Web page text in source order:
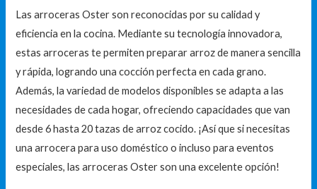
Las arroceras Oster son reconocidas por su calidad y
eficiencia en la cocina. Mediante su tecnología innovadora,
estas arroceras te permiten preparar arroz de manera sencilla
y rápida, logrando una cocción perfecta en cada grano.
Además, la variedad de modelos disponibles se adapta a las
necesidades de cada hogar, ofreciendo capacidades que van
desde 6 hasta 20 tazas de arroz cocido. ¡Así que si necesitas
una arrocera para uso doméstico o incluso para eventos
especiales, las arroceras Oster son una excelente opción!